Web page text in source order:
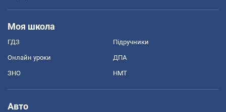
Моя школа
ГДЗ Підручники
Онлайн уроки ДПА
ЗНО НМТ
Авто